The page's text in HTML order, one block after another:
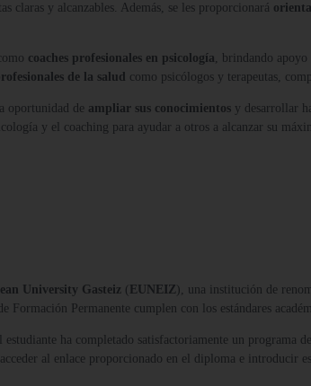
claras y alcanzables. Además, se les proporcionará
coaches profesionales en psicología, brindando apoyo
de la salud como psicólogos y terapeutas,
oportunidad de ampliar sus conocimientos y desarrollar
y el coaching para ayudar a otros a alcanzar su
University Gasteiz ( EUNEIZ ), una institución de
Formación Permanente cumplen con los estándares
estudiante ha completado satisfactoriamente un programa
al enlace proporcionado en el diploma e introducir